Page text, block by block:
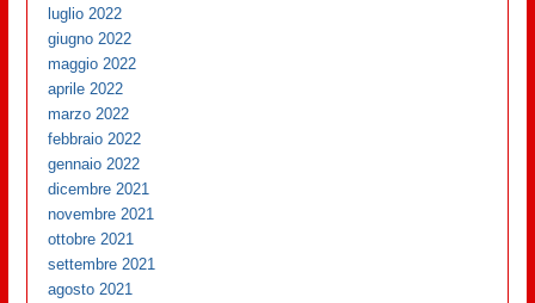
luglio 2022
giugno 2022
maggio 2022
aprile 2022
marzo 2022
febbraio 2022
gennaio 2022
dicembre 2021
novembre 2021
ottobre 2021
settembre 2021
agosto 2021